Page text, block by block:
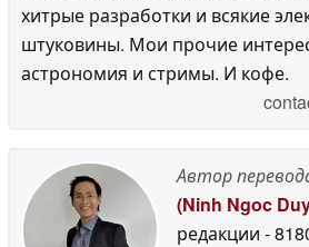
хитрые разработки и всякие
штуковины. Мои прочие
астрономия и стримы. И кофе.
Автор
(Ninh Ngoc
редакции -